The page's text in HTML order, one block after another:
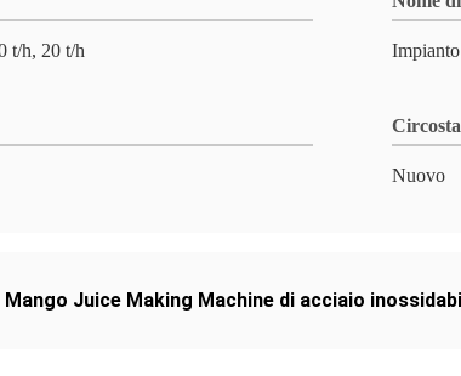
t/h, 20 t/h
Nuovo
Mango Juice Making Machine di acciaio